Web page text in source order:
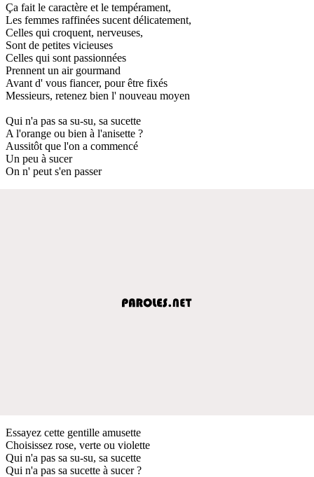
Ça fait le caractère et le tempérament,
Les femmes raffinées sucent délicatement,
Celles qui croquent, nerveuses,
Sont de petites vicieuses
Celles qui sont passionnées
Prennent un air gourmand
Avant d' vous fiancer, pour être fixés
Messieurs, retenez bien l' nouveau moyen
Qui n'a pas sa su-su, sa sucette
A l'orange ou bien à l'anisette ?
Aussitôt que l'on a commencé
Un peu à sucer
On n' peut s'en passer
Essayez cette gentille amusette
Choisissez rose, verte ou violette
Qui n'a pas sa su-su, sa sucette
Qui n'a pas sa sucette à sucer ?